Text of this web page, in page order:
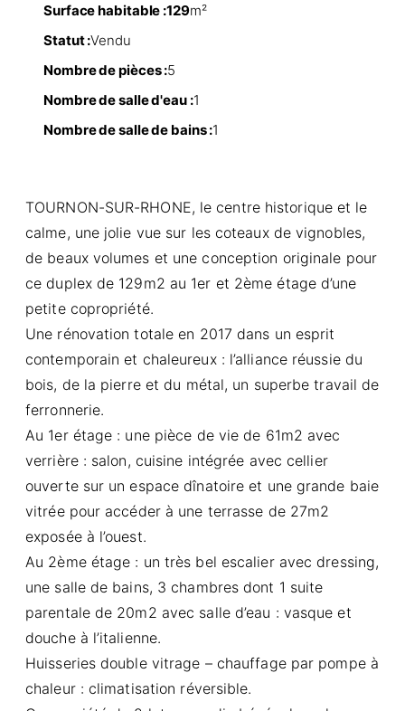
Surface habitable :129m²
Statut :Vendu
Nombre de pièces :5
Nombre de salle d'eau :1
Nombre de salle de bains :1
TOURNON-SUR-RHONE, le centre historique et le
calme, une jolie vue sur les coteaux de vignobles,
de beaux volumes et une conception originale pour
ce duplex de 129m2 au 1er et 2ème étage d’une
petite copropriété.
Une rénovation totale en 2017 dans un esprit
contemporain et chaleureux : l’alliance réussie du
bois, de la pierre et du métal, un superbe travail de
ferronnerie.
Au 1er étage : une pièce de vie de 61m2 avec
verrière : salon, cuisine intégrée avec cellier
ouverte sur un espace dînatoire et une grande baie
vitrée pour accéder à une terrasse de 27m2
exposée à l’ouest.
Au 2ème étage : un très bel escalier avec dressing,
une salle de bains, 3 chambres dont 1 suite
parentale de 20m2 avec salle d’eau : vasque et
douche à l’italienne.
Huisseries double vitrage – chauffage par pompe à
chaleur : climatisation réversible.